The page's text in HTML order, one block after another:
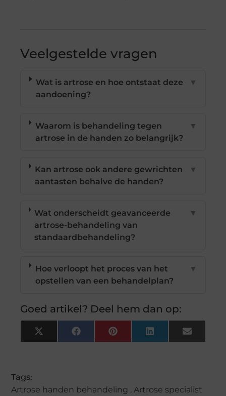
Veelgestelde vragen
Wat is artrose en hoe ontstaat deze
aandoening?
▼
Waarom is behandeling tegen
artrose in de handen zo belangrijk?
▼
Kan artrose ook andere gewrichten
aantasten behalve de handen?
▼
Wat onderscheidt geavanceerde
artrose-behandeling van
standaardbehandeling?
▼
Hoe verloopt het proces van het
opstellen van een behandelplan?
▼
Goed artikel? Deel hem dan op:
X
(Twitter)
FacebookPinterestLinkedInEmail
Tags:
Artrose handen behandeling , Artrose specialist